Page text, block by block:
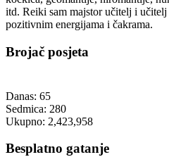
itd. Reiki sam majstor učitelj i
pozitivnim energijama i čakrama.
Brojač posjeta
Danas: 65
Sedmica: 280
Ukupno: 2,423,958
Besplatno gatanje